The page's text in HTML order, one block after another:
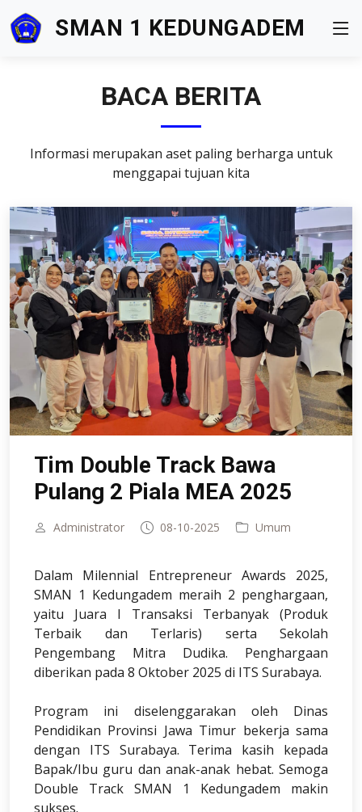
SMAN 1 KEDUNGADEM
BACA BERITA
Informasi merupakan aset paling berharga untuk
menggapai tujuan kita
Tim Double Track Bawa
Pulang 2 Piala MEA 2025
Administrator 08-10-2025 Umum
Dalam Milennial Entrepreneur Awards 2025,
SMAN 1 Kedungadem meraih 2 penghargaan,
yaitu Juara I Transaksi Terbanyak (Produk
Terbaik dan Terlaris) serta Sekolah
Pengembang Mitra Dudika. Penghargaan
diberikan pada 8 Oktober 2025 di ITS Surabaya.
Program ini diselenggarakan oleh Dinas
Pendidikan Provinsi Jawa Timur bekerja sama
dengan ITS Surabaya. Terima kasih kepada
Bapak/Ibu guru dan anak-anak hebat. Semoga
Double Track SMAN 1 Kedungadem makin
sukses.